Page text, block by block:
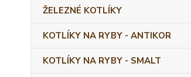
ŽELEZNÉ KOTLÍKY
KOTLÍKY NA RYBY - ANTIKOR
KOTLÍKY NA RYBY - SMALT